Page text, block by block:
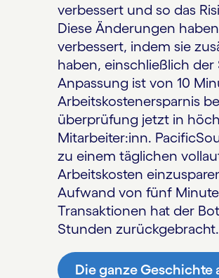
verbessert und so das
Diese Änderungen
verbessert, indem sie
haben, einschließlich
Anpassung ist von 10
Arbeitskosten­ersparnis
überprüfung jetzt in
Mitarbeiter:inn.
zu einem täglichen
Arbeitskosten
Aufwand von fünf
Transaktionen hat der
Stunden zurückgebracht.
Die ganze Geschichte